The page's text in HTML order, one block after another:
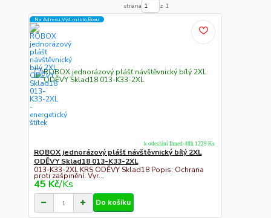
strana z 1
Na Adresu,Výd.místo,Boxu
ROBOX jednorázový plášť návštěvnický bílý 2XL
ODĚVY Sklad18 013-K33-2XL
013-K33-2XL KRS ODĚVY Sklad18 Popis: Ochrana
proti zašpinění. Vyr...
45 Kč/Ks
k odeslání Ihned-48h 1229 Ks
Do košíku